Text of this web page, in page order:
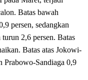
Batas bawah
persen, sedangkan
2,6 persen. Batas
Batas atas Jokowi-
Prabowo-Sandiaga 0,9